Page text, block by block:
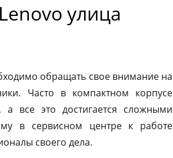
улица
обращать свое внимание на
Часто в компактном корпусе
а все это достигается сложными
в сервисном центре к работе
своего дела.